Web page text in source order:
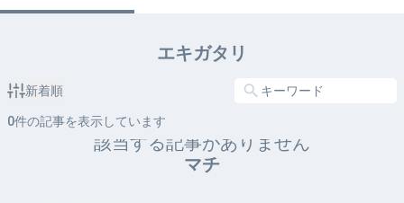
エキガタリ
新着順
0件の記事を表示しています
該当する記事がありません
マチ